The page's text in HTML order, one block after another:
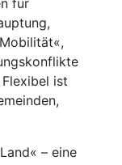
für
ist
– eine